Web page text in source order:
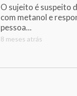
O sujeito é suspeito
com metanol e
pessoa...
8 meses atrás